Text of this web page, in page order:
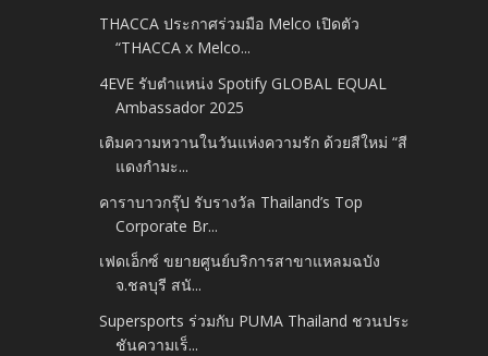
THACCA ประกาศร่วมมือ Melco เปิดตัว
“THACCA x Melco...
4EVE รับตำแหน่ง Spotify GLOBAL EQUAL
Ambassador 2025
เติมความหวานในวันแห่งความรัก ด้วยสีใหม่ “สี
แดงกำมะ...
คาราบาวกรุ๊ป รับรางวัล Thailand’s Top
Corporate Br...
เฟดเอ็กซ์ ขยายศูนย์บริการสาขาแหลมฉบัง
จ.ชลบุรี สนั...
Supersports ร่วมกับ PUMA Thailand ชวนประ
ชันความเร็...